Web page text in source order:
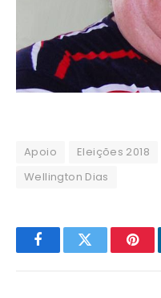
Apoio Eleições 2018
Wellington Dias
FacebookTwitter